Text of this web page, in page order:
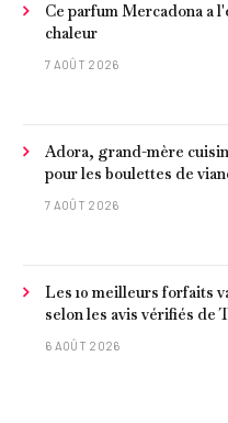
Ce parfum Mercadona a
chaleur
7 AOÛT 2026
Adora, grand-mère
pour les boulettes de
curcuma, du poivre, une
7 AOÛT 2026
Les 10 meilleurs forfaits
selon les avis vérifiés de
6 AOÛT 2026